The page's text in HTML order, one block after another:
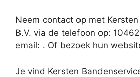
Neem contact op met
B.V. via de telefoon op:
email: . Of bezoek hun
Je vind Kersten